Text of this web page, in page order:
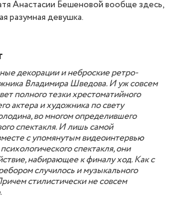
Анастасии Бешеновой вообще здесь,
разумная девушка.
декорации и неброские ретро-
Владимира Шведова. И уж совсем
полного тезки хрестоматийного
актера и художника по свету
во многом определившего
спектакля. И лишь самой
с упомянутым видеоинтервью
спектакля, они
набирающее к финалу ход. Как с
случилось и музыкального
стилистически не совсем